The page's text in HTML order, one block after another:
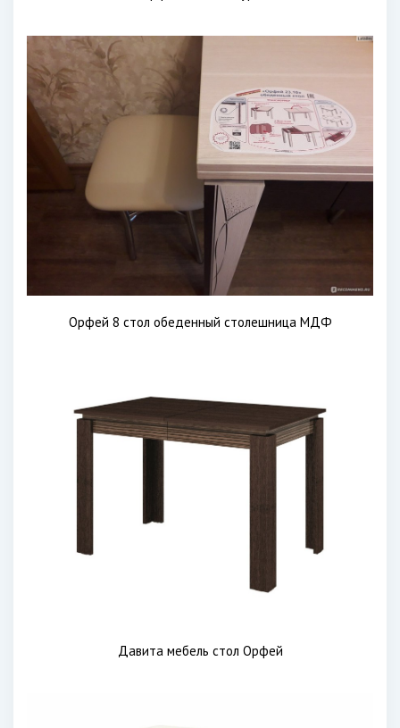
Орфей 8 стол обеденный столешница МДФ
Давита мебель стол Орфей